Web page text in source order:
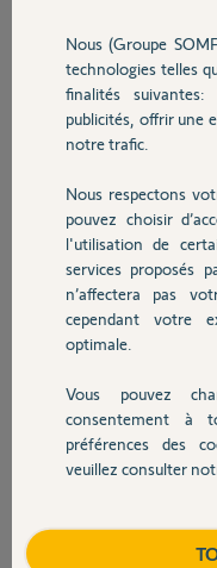
Sécurité
Domotique
Chauffage
Autres produits
Devis avec un pro
Contact
on peux se perdre ou
Merci, par avance pour
Laurent J.
il y a plus de 3 ans
Réponses
Alors première chose,
du monde via un
Pour celà il vous faut une
De préférence choisissez
vidéo, sinon tous autres
Nous (Groupe
technologies telles
finalités
publicités, offrir une
notre trafic.
Nous respectons
pouvez choisir
l'utilisation de
services proposés
n’affectera pas
cependant votre
optimale.
Vous pouvez
consentement à
préférences des
veuillez consulter